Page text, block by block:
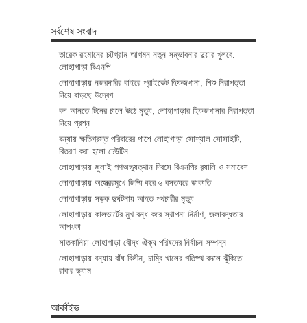
সর্বশেষ সংবাদ
তারেক রহমানের চট্টগ্রাম আগমন নতুন সম্ভাবনার দুয়ার খুলবে:
লোহাগাড়া বিএনপি
লোহাগাড়ায় নজরদারির বাইরে প্রাইভেট হিফজখানা, শিশু নিরাপত্তা
নিয়ে বাড়ছে উদ্বেগ
বল আনতে টিনের চালে উঠে মৃত্যু, লোহাগাড়ার হিফজখানার নিরাপত্তা
নিয়ে প্রশ্ন
বন্যায় ক্ষতিগ্রস্ত পরিবারের পাশে লোহাগাড়া সোশ্যাল সোসাইটি,
বিতরণ করা হলো ঢেউটিন
লোহাগাড়ায় জুলাই গণঅভ্যুত্থান দিবসে বিএনপির র‌্যালি ও সমাবেশ
লোহাগাড়ায় অস্ত্রেরমুখে জিম্মি করে ৬ বসতঘরে ডাকাতি
লোহাগাড়ায় সড়ক দুর্ঘটনায় আহত পথচারীর মৃত্যু
লোহাগাড়ায় কালভার্টের মুখ বন্ধ করে স্থাপনা নির্মাণ, জলাবদ্ধতার
আশংকা
সাতকানিয়া-লোহাগাড়া বৌদ্ধ ঐক্য পরিষদের নির্বাচন সম্পন্ন
লোহাগাড়ায় বন্যায় বাঁধ বিলীন, চাম্বি খালের গতিপথ বদলে ঝুঁকিতে
রাবার ড্যাম
আর্কাইভ